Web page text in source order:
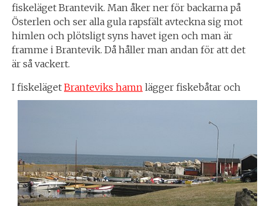
fiskeläget Brantevik. Man åker ner för backarna på
Österlen och ser alla gula rapsfält avteckna sig mot
himlen och plötsligt syns havet igen och man är
framme i Brantevik. Då håller man andan för att det
är så vackert.
I fiskeläget Branteviks hamn lägger fiskebåtar och